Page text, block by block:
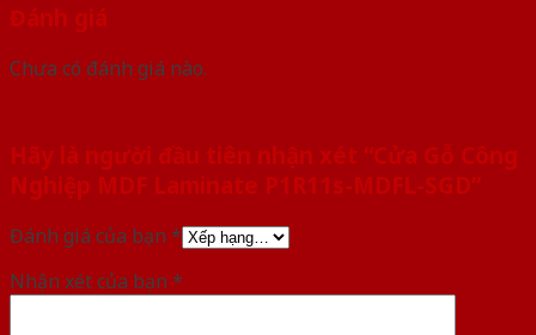
Đánh giá
Chưa có đánh giá nào.
Hãy là người đầu tiên nhận xét “Cửa Gỗ Công
Nghiệp MDF Laminate P1R11s-MDFL-SGD”
Đánh giá của bạn *
Nhận xét của bạn *